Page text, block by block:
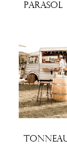
Parasol